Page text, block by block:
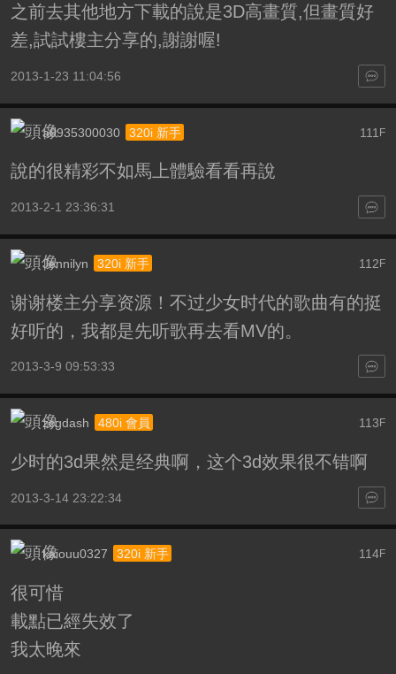
之前去其他地方下載的說是3D高畫質,但畫質好
差,試試樓主分享的,謝謝喔!
2013-1-23 11:04:56
111 F
a0935300030 320i 新手
說的很精彩不如馬上體驗看看再說
2013-2-1 23:36:31
112F
Jennilyn 320i 新手
谢谢楼主分享资源！不过少女时代的歌曲有的挺
好听的，我都是先听歌再去看MV的。
2013-3-9 09:53:33
113 F
zcgdash 480i 會員
少时的3d果然是经典啊，这个3d效果很不错啊
2013-3-14 23:22:34
114F
kaiouu0327 320i 新手
很可惜
載點已經失效了
我太晚來